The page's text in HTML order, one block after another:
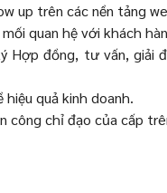
up trên các nền tảng
quan hệ với khách
Hợp đồng, tư vấn, giải
quả kinh doanh.
công chỉ đạo của cấp